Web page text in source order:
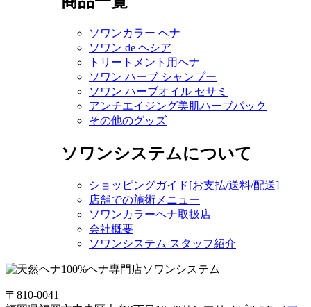
ソワンカラー ヘナ
ソワン de ヘシア
トリートメント用ヘナ
ソワン ハーブ シャンプー
ソワン ハーブオイル セサミ
アンチエイジング美肌ハーブパック
その他のグッズ
ソワンシステムについて
ショッピングガイド[お支払/送料/配送]
店舗での施術メニュー
ソワンカラーヘナ取扱店
会社概要
ソワンシステム スタッフ紹介
〒810-0041